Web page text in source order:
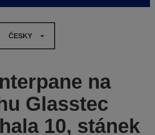
ČESKY
na
Glasstec
10, stánek